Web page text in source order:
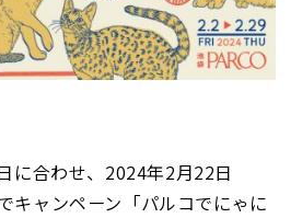
に合わせ、2024年2月22日
キャンペーン「パルコでにゃに